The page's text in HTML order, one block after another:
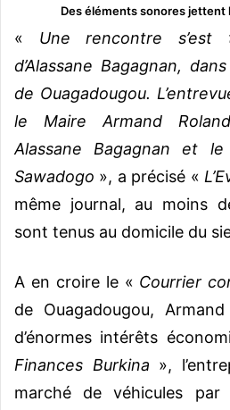
Des éléments sonores jettent
« Une rencontre s’est
d’Alassane Bagagnan,
de Ouagadougou.
le Maire Armand
Alassane Bagagnan et
Sawadogo », a précisé «
même journal, au moins
sont tenus au domicile du
A en croire le « Courrier
de Ouagadougou,
d’énormes intérêts
Finances Burkina »,
marché de véhicules